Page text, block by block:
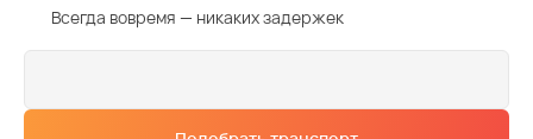
Всегда вовремя — никаких задержек